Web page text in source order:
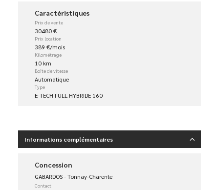
Caractéristiques
Prix de vente
30480 €
Prix location
389 €/mois
Kilométrage
10 km
Boîte de vitesse
Automatique
Type
E-TECH FULL HYBRIDE 160
Informations complémentaires
Concession
GABARDOS - Tonnay-Charente
Contact